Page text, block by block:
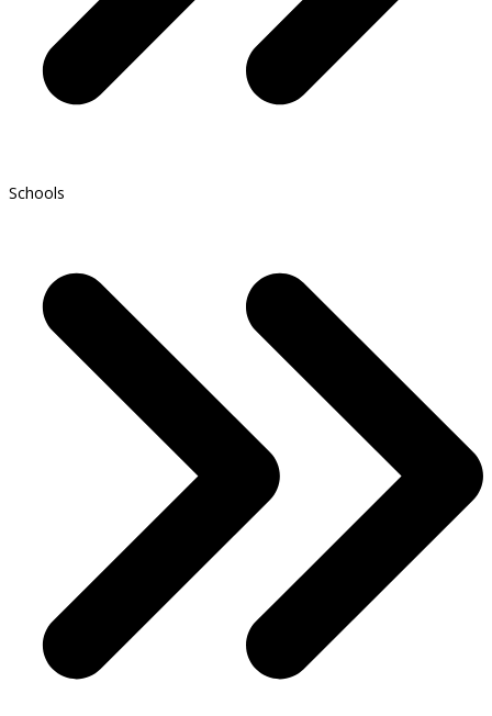
Schools